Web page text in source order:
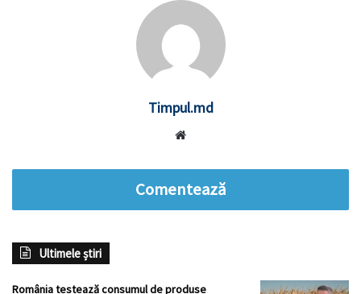
Timpul.md
Comentează
Ultimele știri
România testează consumul de produse